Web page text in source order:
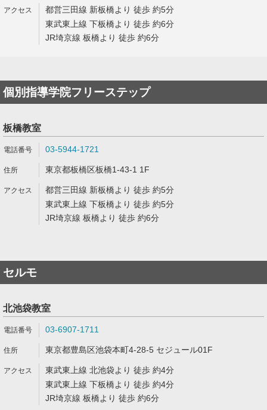
都営三田線 新板橋より 徒歩 約5分
東武東上線 下板橋より 徒歩 約6分
JR埼京線 板橋より 徒歩 約6分
個別指導学院フリーステップ
板橋教室
03-5944-1721
東京都板橋区板橋1-43-1 1F
都営三田線 新板橋より 徒歩 約5分
東武東上線 下板橋より 徒歩 約5分
JR埼京線 板橋より 徒歩 約6分
セルモ
北池袋教室
03-6907-1711
東京都豊島区池袋本町4-28-5 セジュール01F
東武東上線 北池袋より 徒歩 約4分
東武東上線 下板橋より 徒歩 約4分
JR埼京線 板橋より 徒歩 約6分